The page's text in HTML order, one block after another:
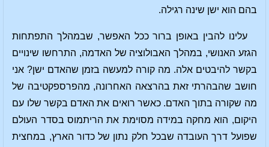
בהם הוא ישן שינה רגילה.
עלינו להבין באופן ברור ככל האפשר, שבמהלך התפתחות
הגזע האנושי, במהלך האבולוציה של האדמה, התרחשו שינויים
בקשר להיבטים אלה. מה קורה למעשה בזמן שהאדם ישן? אני
חושב שהבהרתי זאת בהרצאה האחרונה, מהפרספקטיבה של
מה שקורה בתוך האדם. כאשר רואים את האדם בקשר שלו עם
היקום, הוא מחקה במידה מסוימת את הריתמוס בסדר העולם
שפועל דרך העובדה שבכל חלק נתון של כדור הארץ, במחצית